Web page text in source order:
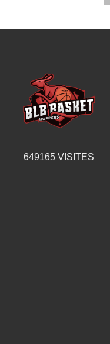
649165 VISITES